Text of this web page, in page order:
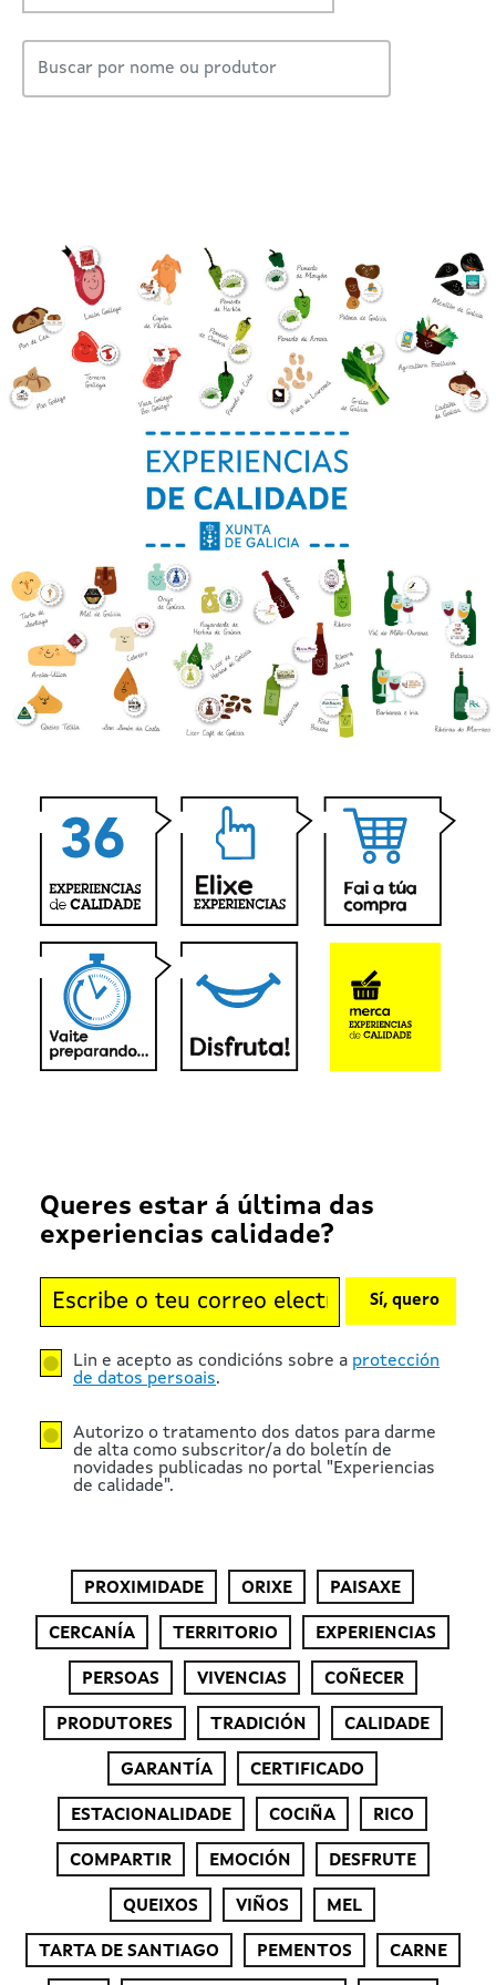
Queres estar á última das
experiencias calidade?
Lin e acepto as condicións sobre a protección
de datos persoais.
Autorizo o tratamento dos datos para darme
de alta como subscritor/a do boletín de
novidades publicadas no portal "Experiencias
de calidade".
Sí, quero
PROXIMIDADE ORIXE PAISAXE
CERCANÍA TERRITORIO EXPERIENCIAS
PERSOAS VIVENCIAS COÑECER
PRODUTORES TRADICIÓN CALIDADE
GARANTÍA CERTIFICADO
ESTACIONALIDADE COCIÑA RICO
COMPARTIR EMOCIÓN DESFRUTE
QUEIXOS VIÑOS MEL
TARTA DE SANTIAGO PEMENTOS CARNE